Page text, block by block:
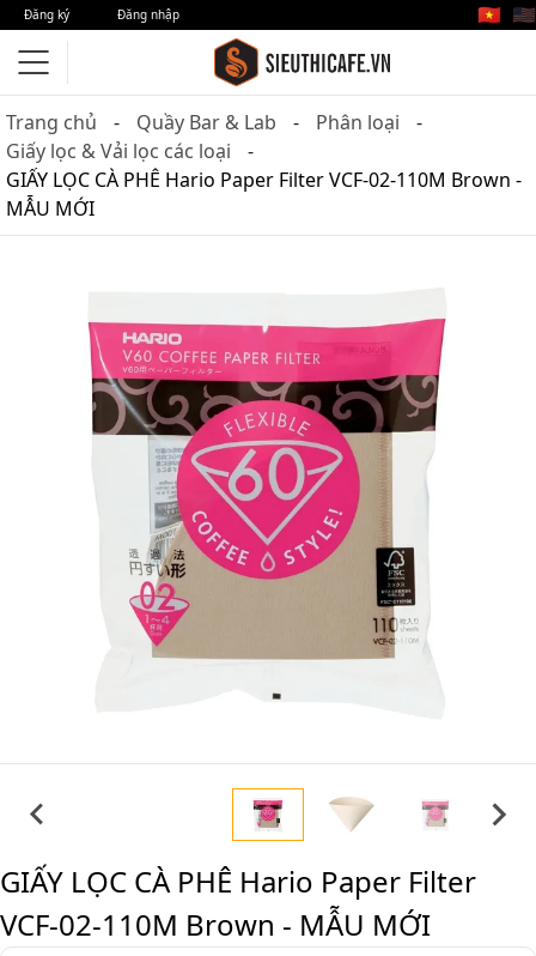
Đăng ký Đăng nhập 🇻🇳 🇺🇸
Trang chủ Quầy Bar & Lab
Phân loại
Giấy lọc & Vải lọc các loại
GIẤY LỌC CÀ PHÊ Hario Paper Filter VCF-02-110M Brown -
MẪU MỚI
GIẤY LỌC CÀ PHÊ Hario Paper Filter
VCF-02-110M Brown - MẪU MỚI